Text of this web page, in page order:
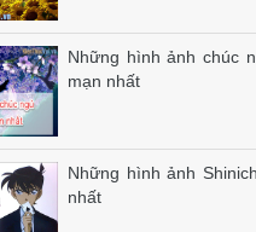
Những hình ảnh chúc
mạn nhất
Những hình ảnh
nhất